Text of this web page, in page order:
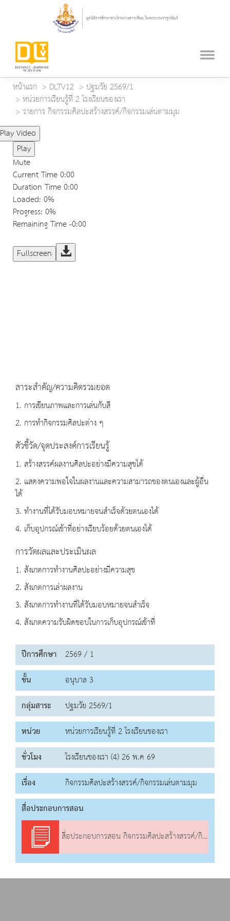
หน้าแรก DLTV12
ปฐมวัย 2569/1
หน่วยการเรียนรู้ที่ 2 โรงเรียนของเรา
รายการ กิจกรรมศิลปะสร้างสรรค์/กิจกรรมเล่นตามมุม
Play Video
Play
Mute
Current Time0:00
Duration Time0:00
Loaded: 0%
Progress: 0%
Remaining Time-0:00
Fullscreen
สาระสำคัญ/ความคิดรวมยอด
1. การเขียนภาพและการเล่นกับสี
2. การทำกิจกรรมศิลปะต่าง ๆ
ตัวชี้วัด/จุดประสงค์การเรียนรู้
1. สร้างสรรค์ผลงานศิลปะอย่างมีความสุขได้
2. แสดงความพอใจในผลงานและความสามารถของตนเองและผู้อื่น
ได้
3. ทำงานที่ได้รับมอบหมายจนสำเร็จด้วยตนเองได้
4. เก็บอุปกรณ์เข้าที่อย่างเรียบร้อยด้วยตนเองได้
การวัดผลและประเมินผล
1. สังเกตการทำงานศิลปะอย่างมีความสุข
2. สังเกตการเล่าผลงาน
3. สังเกตการทำงานที่ได้รับมอบหมายจนสำเร็จ
4. สังเกตความรับผิดชอบในการเก็บอุปกรณ์เข้าที่
ปีการศึกษา 2569 / 1
ชั้น
อนุบาล 3
กลุ่มสาระ
ปฐมวัย 2569/1
หน่วย
หน่วยการเรียนรู้ที่ 2 โรงเรียนของเรา
ชั่วโมง
โรงเรียนของเรา (4) 26 พ.ค 69
เรื่อง
กิจกรรมศิลปะสร้างสรรค์/กิจกรรมเล่นตามมุม
สื่อประกอบการสอน
สื่อประกอบการสอน กิจกรรมศิลปะสร้างสรรค์/กิจกรรมเล่นตามมุม